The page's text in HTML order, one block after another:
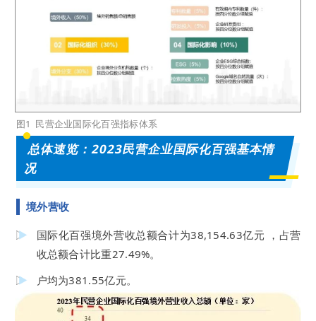
图1 民营企业国际化百强指标体系
总体速览：2023民营企业国际化百强基本情
况
境外营收
国际化百强境外营收总额合计为38,154.63亿元 ，占营
收总额合计比重27.49%。
户均为381.55亿元。